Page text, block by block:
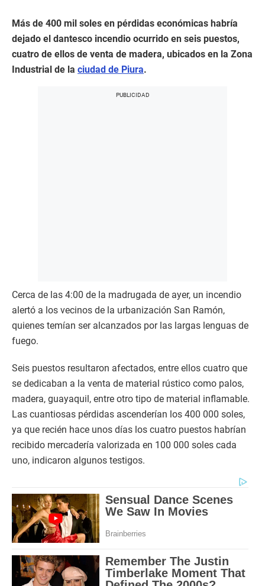
Más de 400 mil soles en pérdidas económicas habría
dejado el dantesco incendio ocurrido en seis puestos,
cuatro de ellos de venta de madera, ubicados en la Zona
Industrial de la ciudad de Piura.
Cerca de las 4:00 de la madrugada de ayer, un incendio
alertó a los vecinos de la urbanización San Ramón,
quienes temían ser alcanzados por las largas lenguas de
fuego.
Seis puestos resultaron afectados, entre ellos cuatro que
se dedicaban a la venta de material rústico como palos,
madera, guayaquil, entre otro tipo de material inflamable.
Las cuantiosas pérdidas ascenderían los 400 000 soles,
ya que recién hace unos días los cuatro puestos habrían
recibido mercadería valorizada en 100 000 soles cada
uno, indicaron algunos testigos.